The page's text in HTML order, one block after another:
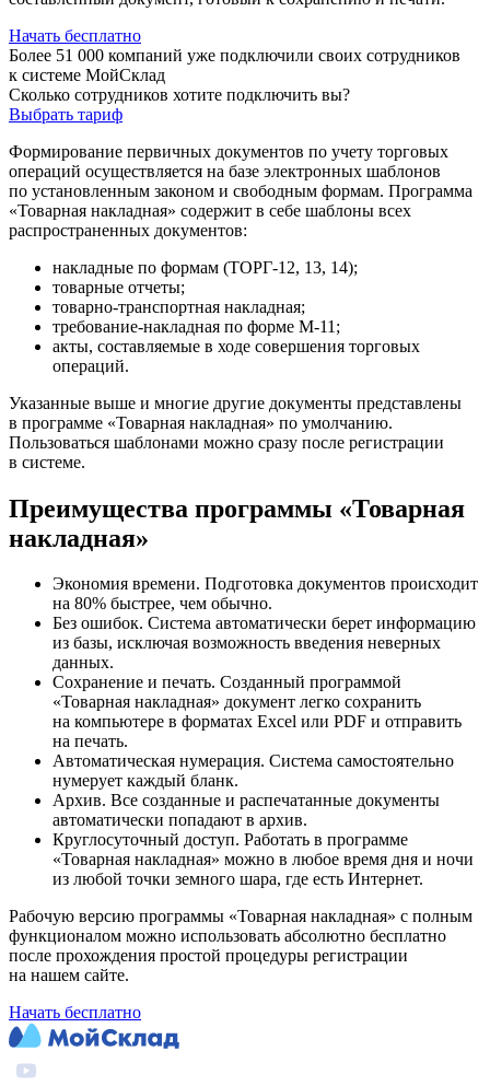
Начать бесплатно
Более 51 000 компаний уже подключили своих сотрудников
к системе МойСклад
Сколько сотрудников хотите подключить вы?
Выбрать тариф
Формирование первичных документов по учету торговых
операций осуществляется на базе электронных шаблонов
по установленным законом и свободным формам. Программа
«Товарная накладная» содержит в себе шаблоны всех
распространенных документов:
накладные по формам (ТОРГ-12, 13, 14);
товарные отчеты;
товарно-транспортная накладная;
требование-накладная по форме М-11;
акты, составляемые в ходе совершения торговых
операций.
Указанные выше и многие другие документы представлены
в программе «Товарная накладная» по умолчанию.
Пользоваться шаблонами можно сразу после регистрации
в системе.
Преимущества программы «Товарная
накладная»
Экономия времени. Подготовка документов происходит
на 80% быстрее, чем обычно.
Без ошибок. Система автоматически берет информацию
из базы, исключая возможность введения неверных
данных.
Сохранение и печать. Созданный программой
«Товарная накладная» документ легко сохранить
на компьютере в форматах Excel или PDF и отправить
на печать.
Автоматическая нумерация. Система самостоятельно
нумерует каждый бланк.
Архив. Все созданные и распечатанные документы
автоматически попадают в архив.
Круглосуточный доступ. Работать в программе
«Товарная накладная» можно в любое время дня и ночи
из любой точки земного шара, где есть Интернет.
Рабочую версию программы «Товарная накладная» с полным
функционалом можно использовать абсолютно бесплатно
после прохождения простой процедуры регистрации
на нашем сайте.
Начать бесплатно